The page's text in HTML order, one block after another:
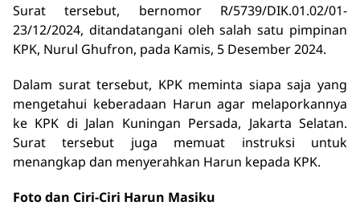
Surat tersebut, bernomor R/5739/DIK.01.02/01-
23/12/2024, ditandatangani oleh salah satu pimpinan
KPK, Nurul Ghufron, pada Kamis, 5 Desember 2024.
Dalam surat tersebut, KPK meminta siapa saja yang
mengetahui keberadaan Harun agar melaporkannya
ke KPK di Jalan Kuningan Persada, Jakarta Selatan.
Surat tersebut juga memuat instruksi untuk
menangkap dan menyerahkan Harun kepada KPK.
Foto dan Ciri-Ciri Harun Masiku